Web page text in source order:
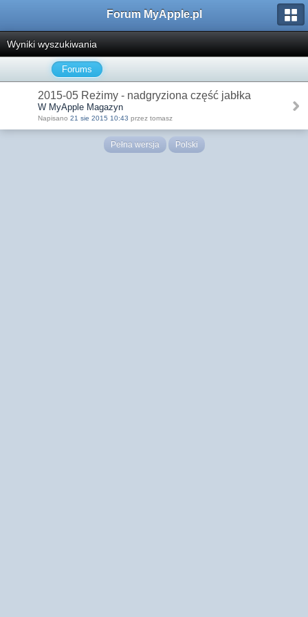
Forum MyApple.pl
Wyniki wyszukiwania
Forums
2015-05 Reżimy - nadgryziona część jabłka
W MyApple Magazyn
Napisano 21 sie 2015 10:43 przez tomasz
Pełna wersja Polski